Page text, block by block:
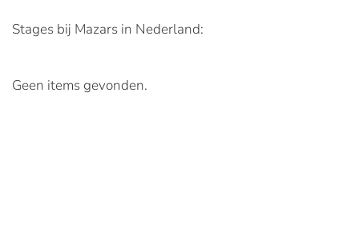
Stages bij Mazars in Nederland:
Geen items gevonden.